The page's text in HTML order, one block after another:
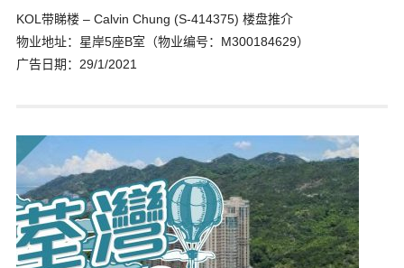
KOL带睇楼 – Calvin Chung (S-414375) 楼盘推介
物业地址：星岸5座B室（物业编号：M300184629）
广告日期：29/1/2021